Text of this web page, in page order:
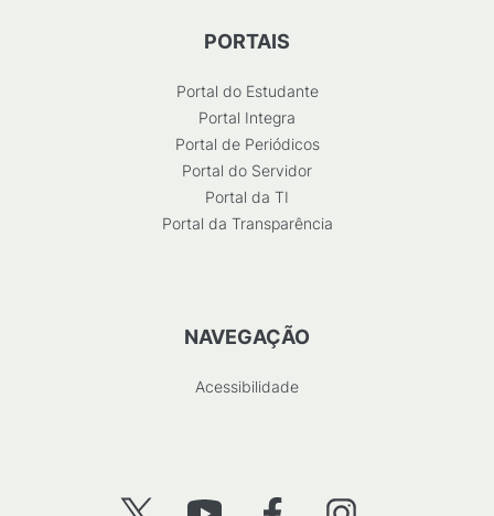
PORTAIS
Portal do Estudante
Portal Integra
Portal de Periódicos
Portal do Servidor
Portal da TI
Portal da Transparência
NAVEGAÇÃO
Acessibilidade